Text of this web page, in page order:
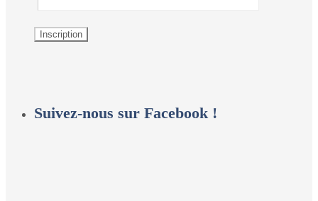
Suivez-nous sur Facebook !